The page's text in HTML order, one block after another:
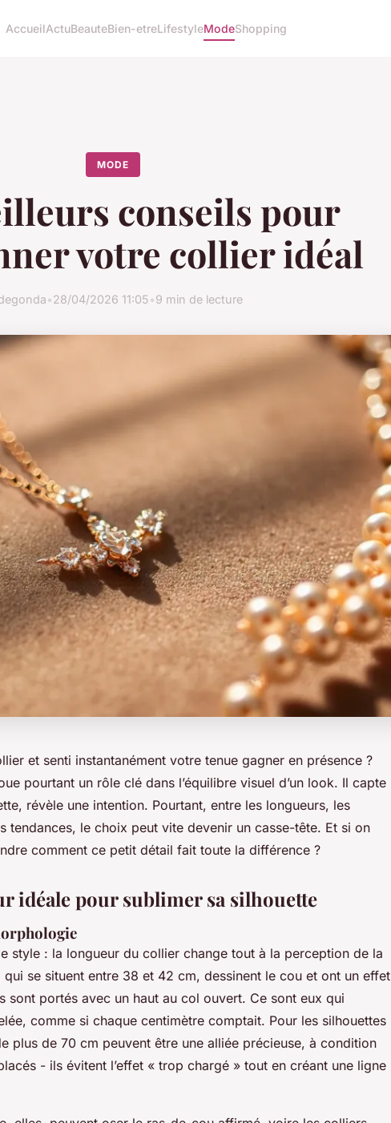
AccueilActuBeauteBien-etreLifestyleModeShopping
MODE
conseils pour
votre collier idéal
•28/04/2026 11:05•9 min de lecture
et senti instantanément votre tenue gagner en présence ?
pourtant un rôle clé dans l’équilibre visuel d’un look. Il capte
révèle une intention. Pourtant, entre les longueurs, les
tendances, le choix peut vite devenir un casse-tête. Et si on
comment ce petit détail fait toute la différence ?
idéale pour sublimer sa silhouette
style : la longueur du collier change tout à la perception de la
qui se situent entre 38 et 42 cm, dessinent le cou et ont un effet
sont portés avec un haut au col ouvert. Ce sont eux qui
comme si chaque centimètre comptait. Pour les silhouettes
plus de 70 cm peuvent être une alliée précieuse, à condition
- ils évitent l’effet « trop chargé » tout en créant une ligne